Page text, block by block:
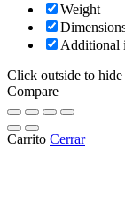
Weight
Additional
Click outside to
Compare
Carrito Cerrar